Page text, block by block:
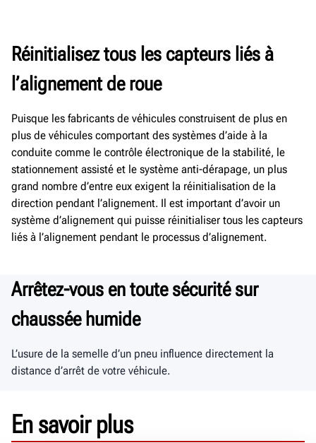
Réinitialisez tous les capteurs liés à
l’alignementde roue
Puisque les fabricants de véhicules construisent de plus en
plus de véhicules comportant des systèmes d’aide à la
conduite comme le contrôle électronique de la stabilité, le
stationnement assisté et le système anti-dérapage, un plus
grand nombre d’entre eux exigent la réinitialisation de la
direction pendant l’alignement. Il est important d’avoir un
système d’alignement qui puisse réinitialiser tous les capteurs
liés à l’alignement pendant le processus d’alignement.
Arrêtez-vous en toute sécurité sur
chaussée humide
L’usure de la semelle d’un pneu influence directement la
distance d’arrêt de votre véhicule.
En savoir plus